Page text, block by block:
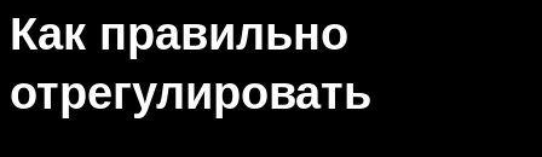
Как правильно
отрегулировать